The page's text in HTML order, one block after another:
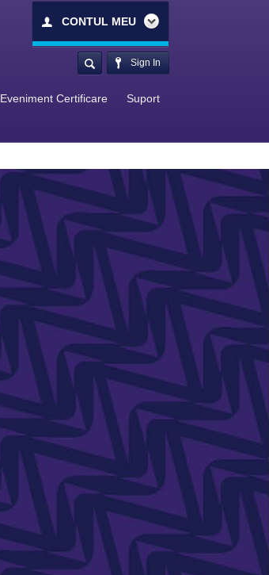
CONTUL MEU
Sign In
Eveniment Certificare Suport